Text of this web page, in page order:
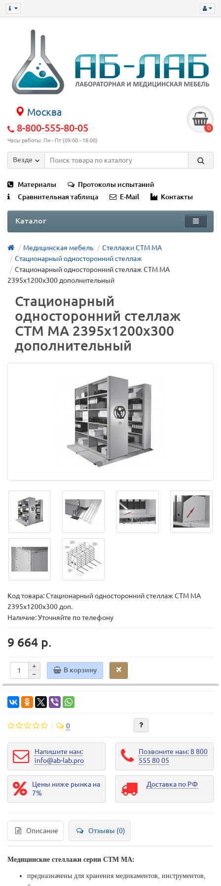
Москва
8-800-555-80-05
Часы работы: Пн - Пт (09:00 - 18:00)
0
Везде
Материалы
Протоколы испытаний
Сравнительная таблица
E-Mail Контакты
Каталог
Медицинская мебель
Стеллажи СТМ МА
Стационарный односторонний стеллаж
Стационарный односторонний стеллаж СТМ МА
2395х1200х300 дополнительный
Стационарный
односторонний стеллаж
СТМ МА 2395х1200х300
дополнительный
Код товара:Стационарный односторонний стеллаж СТМ МА
2395х1200х300 доп.
Наличие: Уточняйте по телефону
9 664 р.
В корзину
0
Напишите нам:
info@ab-lab.pro
Позвоните нам: 8 800
555 80 05
Цены ниже рынка на
7%
Доставка по РФ
Описание Отзывы (0)
Медицинские стеллажи серии СТМ МА:
предназначены для хранения медикаментов, инструментов,